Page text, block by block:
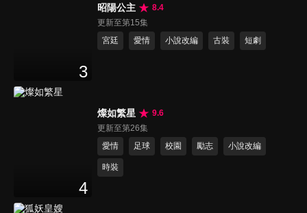
3
昭陽公主
8.4
更新至第15集
宮廷
愛情 小說改編 古裝 短劇
4
燦如繁星
9.6
更新至第26集
愛情
足球 校園 勵志 小說改編
時裝